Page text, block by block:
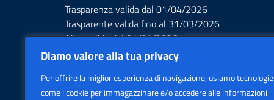
Diamo valore alla tua privacy
Per offrire la miglior esperienza di navigazione, usiamo tecnologie
come i cookie per immagazzinare e/o accedere alle informazioni
Trasparenza valida dal 01/04/2026
Trasparente valida fino al 31/03/2026
Albo valido dal 01/04/2026
Albo valido fino al 31/03/2026
Accessibilità AGID Form